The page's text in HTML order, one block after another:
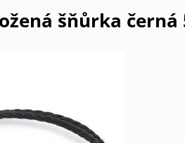
šňůrka černá